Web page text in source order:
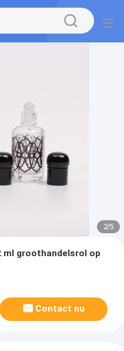
2/5
ml groothandelsrol op
Contact nu